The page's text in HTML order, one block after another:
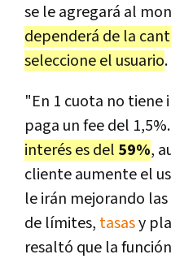
se le agregará al
dependerá de la
seleccione el usuario.
"En 1 cuota no tiene
paga un fee del 1,5%.
interés es del 59%,
cliente aumente el
le irán mejorando
de límites, tasasy
resaltó que la